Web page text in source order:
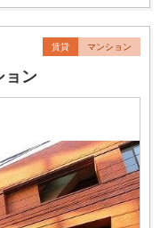
賃貸 マンション
ョン